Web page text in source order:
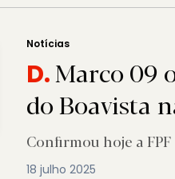
Notícias
D.Marco 09
do Boavista
Confirmou hoje a FPF
18 julho 2025